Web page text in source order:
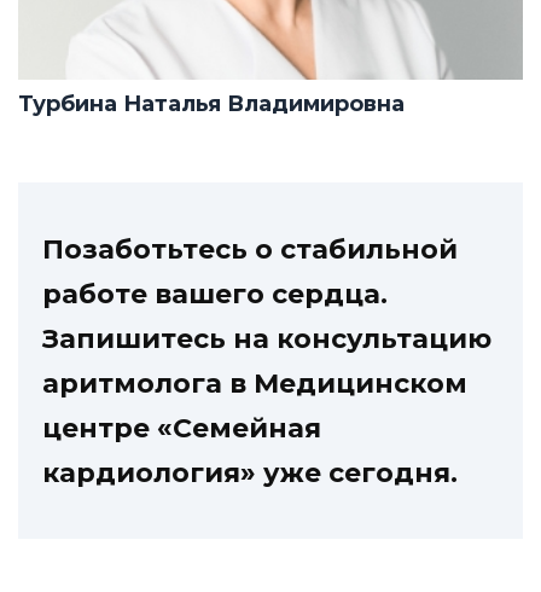
Турбина Наталья Владимировна
Позаботьтесь о стабильной
работе вашего сердца.
Запишитесь на консультацию
аритмолога в Медицинском
центре «Семейная
кардиология» уже сегодня.